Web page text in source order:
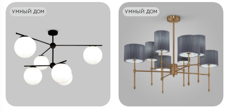
УМНЫЙ ДОМ УМНЫЙ ДОМ